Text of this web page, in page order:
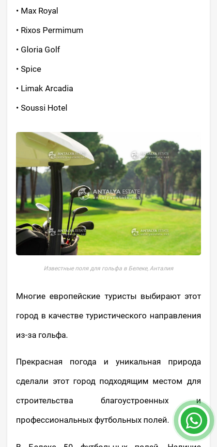
• Max Royal
• Rixos Permimum
• Gloria Golf
• Spice
• Limak Arcadia
• Soussi Hotel
Известные поля для гольфа в Белеке, Анталия
Многие европейские туристы выбирают этот
город в качестве туристического направления
из-за гольфа.
Прекрасная погода и уникальная природа
сделали этот город подходящим местом для
строительства благоустроенных и
профессиональных футбольных полей.